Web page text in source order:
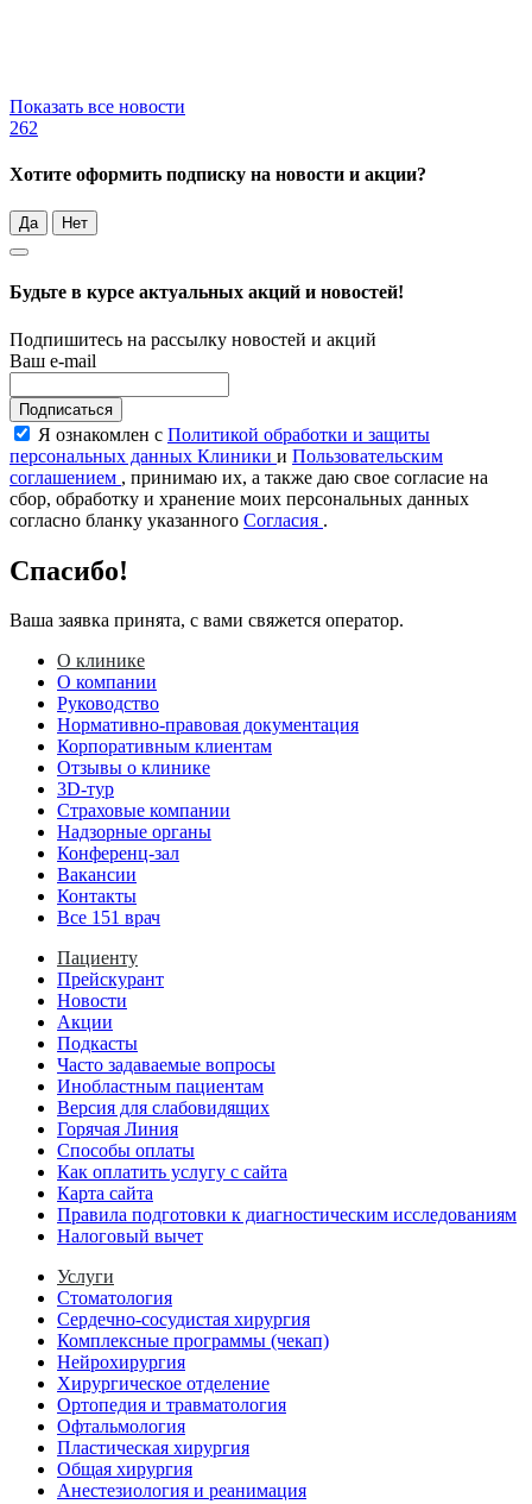
Показать все новости
262
Хотите оформить подписку на новости и акции?
Да Нет
Будьте в курсе актуальных акций и новостей!
Подпишитесь на рассылку новостей и акций
Ваш e-mail
Подписаться
Я ознакомлен с Политикой обработки и защиты
персональных данных Клиники и Пользовательским
соглашением , принимаю их, а также даю свое согласие на
сбор, обработку и хранение моих персональных данных
согласно бланку указанного Согласия .
Спасибо!
Ваша заявка принята, с вами свяжется оператор.
О клинике
О компании
Руководство
Нормативно-правовая документация
Корпоративным клиентам
Отзывы о клинике
3D-тур
Страховые компании
Надзорные органы
Конференц-зал
Вакансии
Контакты
Все 151 врач
Пациенту
Прейскурант
Новости
Акции
Подкасты
Часто задаваемые вопросы
Инобластным пациентам
Версия для слабовидящих
Горячая Линия
Способы оплаты
Как оплатить услугу с сайта
Карта сайта
Правила подготовки к диагностическим исследованиям
Налоговый вычет
Услуги
Стоматология
Сердечно-сосудистая хирургия
Комплексные программы (чекап)
Нейрохирургия
Хирургическое отделение
Ортопедия и травматология
Офтальмология
Пластическая хирургия
Общая хирургия
Анестезиология и реанимация